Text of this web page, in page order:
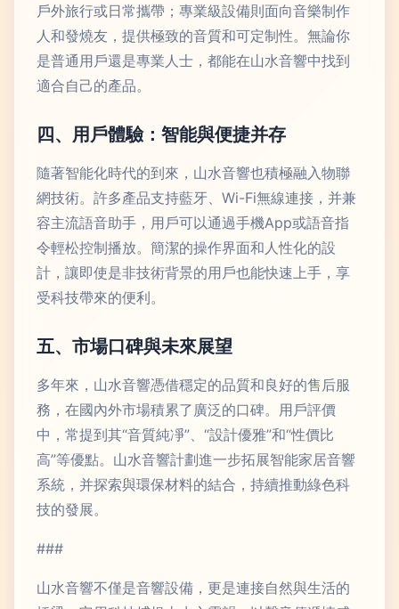
戶外旅行或日常攜帶；專業級設備則面向音樂制作
人和發燒友，提供極致的音質和可定制性。無論你
是普通用戶還是專業人士，都能在山水音響中找到
適合自己的產品。
四、用戶體驗：智能與便捷并存
隨著智能化時代的到來，山水音響也積極融入物聯
網技術。許多產品支持藍牙、Wi-Fi無線連接，并兼
容主流語音助手，用戶可以通過手機App或語音指
令輕松控制播放。簡潔的操作界面和人性化的設
計，讓即使是非技術背景的用戶也能快速上手，享
受科技帶來的便利。
五、市場口碑與未來展望
多年來，山水音響憑借穩定的品質和良好的售后服
務，在國內外市場積累了廣泛的口碑。用戶評價
中，常提到其“音質純凈”、“設計優雅”和“性價比
高”等優點。山水音響計劃進一步拓展智能家居音響
系統，并探索與環保材料的結合，持續推動綠色科
技的發展。
###
山水音響不僅是音響設備，更是連接自然與生活的